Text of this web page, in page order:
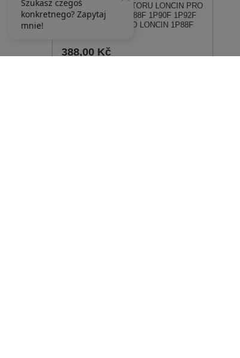
LOPATKA VENTILÁTORU LONCIN PRO
MOTOR LONCIN 1P88F 1P90F 1P92F
160180024-0001 PRO LONCIN 1P88F
388,00 Kč